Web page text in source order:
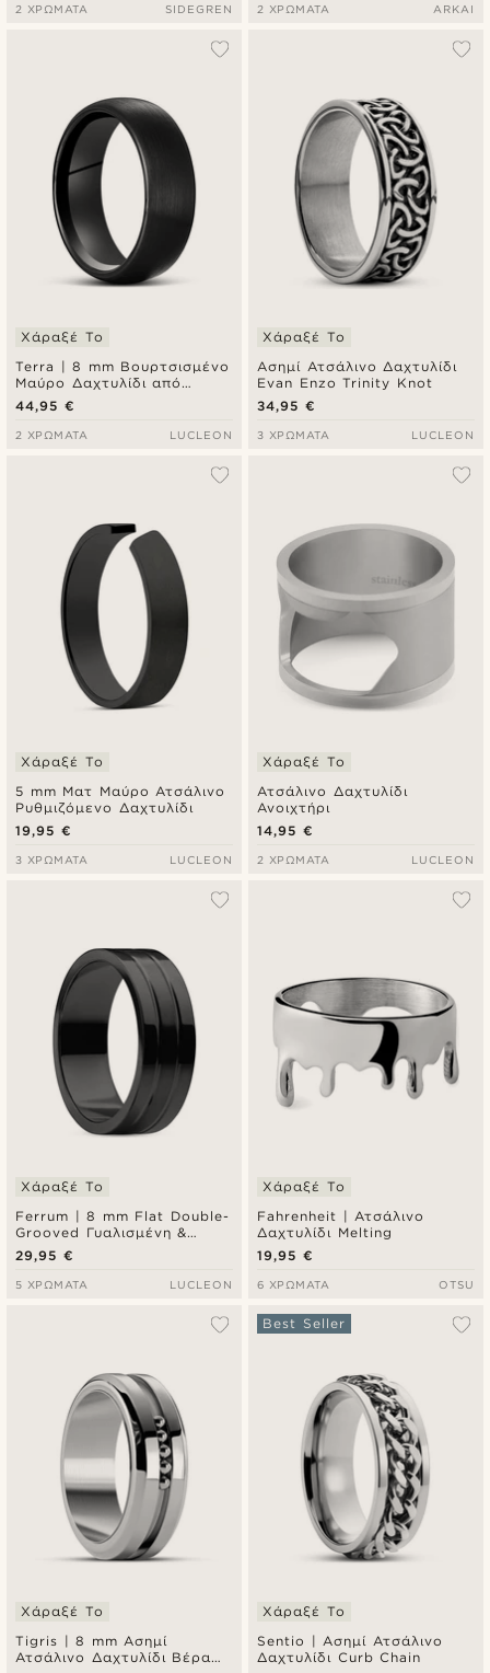
2 ΧΡΏΜΑΤΑ SIDEGREN 2 ΧΡΏΜΑΤΑ ARKAI
Terra | 8 mm Βουρτσισμένο
Μαύρο Δαχτυλίδι από
Tungsten Carbide
Χάραξέ Το
44,95 €
2 ΧΡΏΜΑΤΑ LUCLEON
Ασημί Ατσάλινο Δαχτυλίδι
Evan Enzo Trinity Knot
Χάραξέ Το
34,95 €
3 ΧΡΏΜΑΤΑ LUCLEON
5 mm Ματ Μαύρο Ατσάλινο
Ρυθμιζόμενο Δαχτυλίδι
Χάραξέ Το
19,95 €
3 ΧΡΏΜΑΤΑ LUCLEON
Ατσάλινο Δαχτυλίδι
Ανοιχτήρι
Χάραξέ Το
14,95 €
2 ΧΡΏΜΑΤΑ LUCLEON
Ferrum | 8 mm Flat Double-
Grooved Γυαλισμένη &
Βουρτσισμένη Μαύρη
Ατσάλινη Βέρα
Χάραξέ Το
29,95 €
5 ΧΡΏΜΑΤΑ LUCLEON
Fahrenheit | Ατσάλινο
Δαχτυλίδι Melting
Χάραξέ Το
19,95 €
6 ΧΡΏΜΑΤΑ OTSU
Tigris | 8 mm Ασημί
Ατσάλινο Δαχτυλίδι Βέρα
Χάραξέ Το
Sentio | Ασημί Ατσάλινο
Δαχτυλίδι Curb Chain
Best Seller
Χάραξέ Το